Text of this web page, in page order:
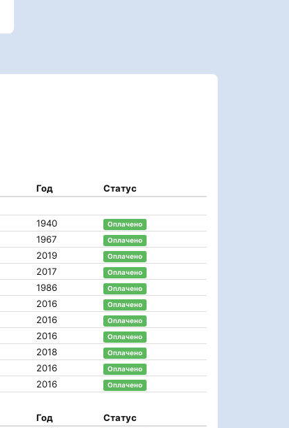
Год Статус
1940 Оплачено
1967 Оплачено
2019 Оплачено
2017 Оплачено
1986 Оплачено
2016 Оплачено
2016 Оплачено
2016 Оплачено
2018 Оплачено
2016 Оплачено
2016 Оплачено
Год
Статус